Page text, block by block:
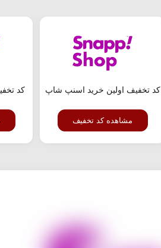
کد تخفیف اولین خرید اسنپ شاپ
مشاهده کد تخفیف